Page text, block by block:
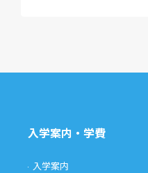
入学案内・学費
入学案内